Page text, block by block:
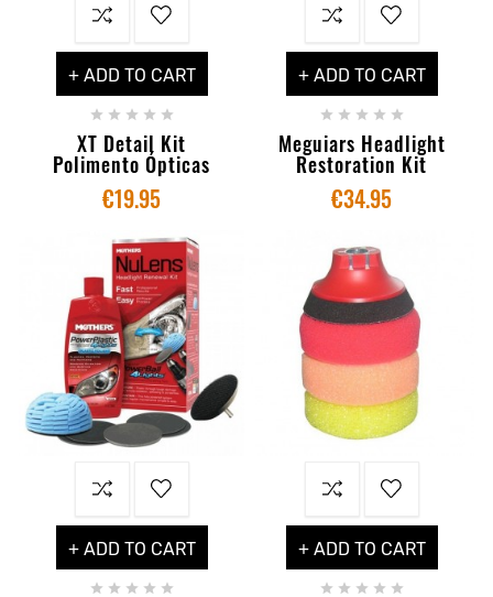
+ ADD TO CART
    
XT Detail Kit
Polimento Ópticas
€19.95
+ ADD TO CART
    
Meguiars Headlight
Restoration Kit
€34.95
+ ADD TO CART
    
+ ADD TO CART
    